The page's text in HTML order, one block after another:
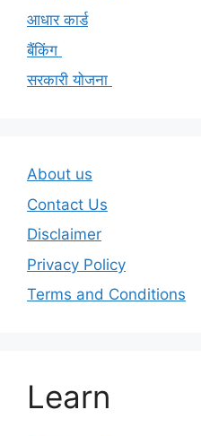
आधार कार्ड
बैंकिंग
सरकारी योजना
About us
Contact Us
Disclaimer
Privacy Policy
Terms and Conditions
Learn